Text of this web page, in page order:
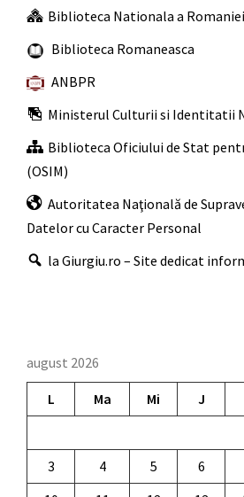
Biblioteca Nationala a Romaniei
Biblioteca Romaneasca
ANBPR
Ministerul Culturii si Identitatii
Biblioteca Oficiului de Stat
(OSIM)
Autoritatea Naţională de
Datelor cu Caracter Personal
la Giurgiu.ro – Site dedicat
august 2026
L Ma Mi J
3
4 5 6